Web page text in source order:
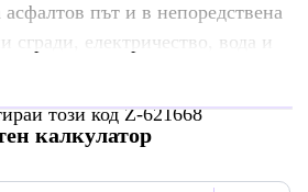
път и в непоредствена
електричество, вода и
този код Z-621668
калкулатор